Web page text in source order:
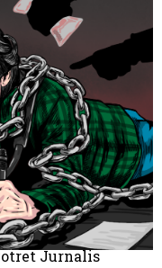
Jurnalis